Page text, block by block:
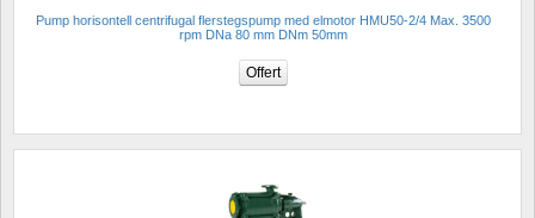
Pump horisontell centrifugal flerstegspump med elmotor HMU50-2/4 Max. 3500
rpm DNa 80 mm DNm 50mm